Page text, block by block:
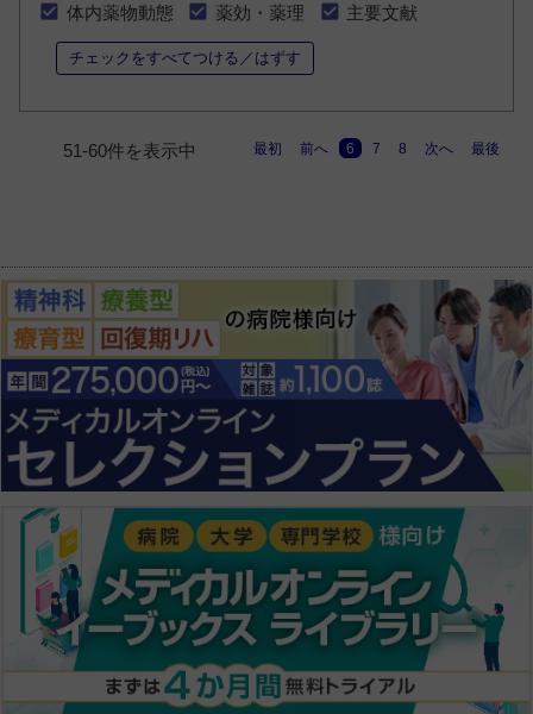
体内薬物動態
薬効・薬理 主要文献
チェックをすべてつける／はずす
51-60件を表示中 最初 前へ 6 7 8 次へ 最後